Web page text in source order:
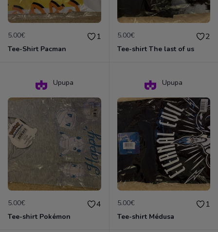
5.00€ 1
Tee-Shirt Pacman
5.00€ 2
Tee-shirt The last of us
Upupa
5.00€ 4
Tee-shirt Pokémon
Upupa
5.00€ 1
Tee-shirt Médusa